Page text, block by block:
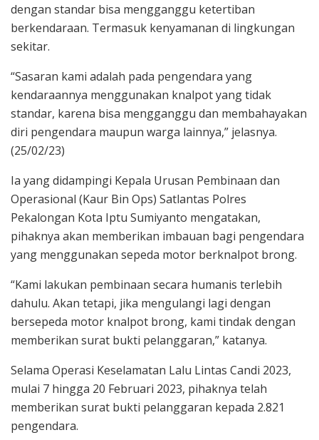
dengan standar bisa mengganggu ketertiban
berkendaraan. Termasuk kenyamanan di lingkungan
sekitar.
“Sasaran kami adalah pada pengendara yang
kendaraannya menggunakan knalpot yang tidak
standar, karena bisa mengganggu dan membahayakan
diri pengendara maupun warga lainnya,” jelasnya.
(25/02/23)
Ia yang didampingi Kepala Urusan Pembinaan dan
Operasional (Kaur Bin Ops) Satlantas Polres
Pekalongan Kota Iptu Sumiyanto mengatakan,
pihaknya akan memberikan imbauan bagi pengendara
yang menggunakan sepeda motor berknalpot brong.
“Kami lakukan pembinaan secara humanis terlebih
dahulu. Akan tetapi, jika mengulangi lagi dengan
bersepeda motor knalpot brong, kami tindak dengan
memberikan surat bukti pelanggaran,” katanya.
Selama Operasi Keselamatan Lalu Lintas Candi 2023,
mulai 7 hingga 20 Februari 2023, pihaknya telah
memberikan surat bukti pelanggaran kepada 2.821
pengendara.